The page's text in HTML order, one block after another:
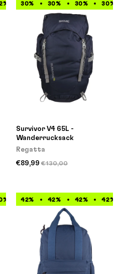
42% 42% 42% 42%
30% 30% 30% 30%
Survivor V4 65L -
Wanderrucksack
Regatta
€89,99 €130,00
30% 30% 30% 30%
42% 42% 42% 42%